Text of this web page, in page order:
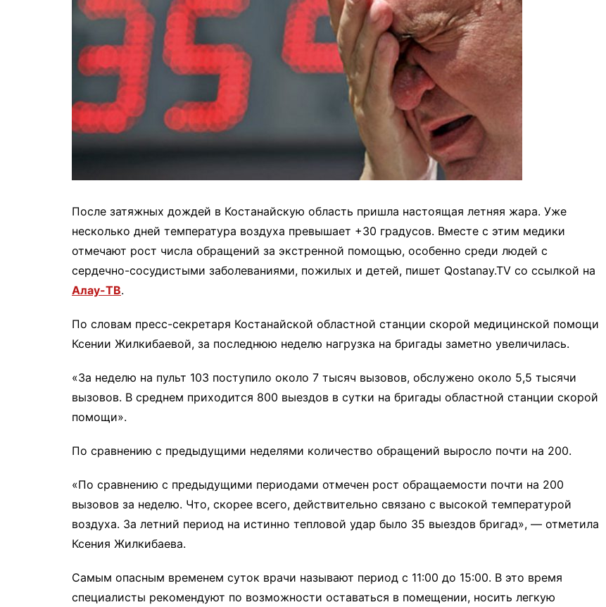
После затяжных дождей в Костанайскую область пришла настоящая летняя жара. Уже
несколько дней температура воздуха превышает +30 градусов. Вместе с этим медики
отмечают рост числа обращений за экстренной помощью, особенно среди людей с
сердечно-сосудистыми заболеваниями, пожилых и детей, пишет Qostanay.TV со ссылкой на
Алау-ТВ.
По словам пресс-секретаря Костанайской областной станции скорой медицинской помощи
Ксении Жилкибаевой, за последнюю неделю нагрузка на бригады заметно увеличилась.
«За неделю на пульт 103 поступило около 7 тысяч вызовов, обслужено около 5,5 тысячи
вызовов. В среднем приходится 800 выездов в сутки на бригады областной станции скорой
помощи».
По сравнению с предыдущими неделями количество обращений выросло почти на 200.
«По сравнению с предыдущими периодами отмечен рост обращаемости почти на 200
вызовов за неделю. Что, скорее всего, действительно связано с высокой температурой
воздуха. За летний период на истинно тепловой удар было 35 выездов бригад», — отметила
Ксения Жилкибаева.
Самым опасным временем суток врачи называют период с 11:00 до 15:00. В это время
специалисты рекомендуют по возможности оставаться в помещении, носить легкую